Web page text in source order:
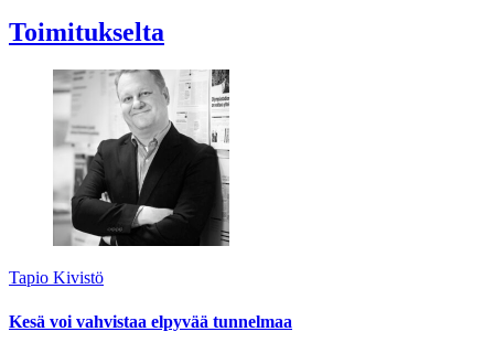
Toimitukselta
Tapio Kivistö
Kesä voi vahvistaa elpyvää tunnelmaa